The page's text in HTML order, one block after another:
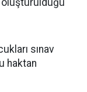
sınav
haktan